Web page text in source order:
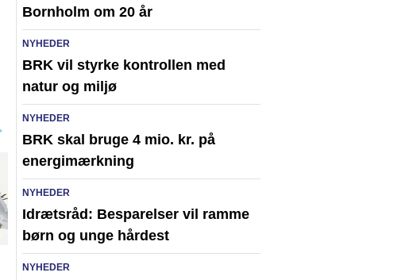
Bornholm om 20 år
NYHEDER
BRK vil styrke kontrollen med
natur og miljø
NYHEDER
BRK skal bruge 4 mio. kr. på
energimærkning
NYHEDER
Idrætsråd: Besparelser vil ramme
børn og unge hårdest
NYHEDER